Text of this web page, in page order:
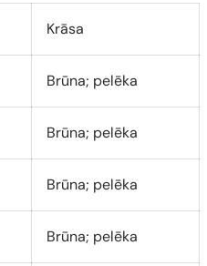
Krāsa
Brūna; pelēka
Brūna; pelēka
Brūna; pelēka
Brūna; pelēka